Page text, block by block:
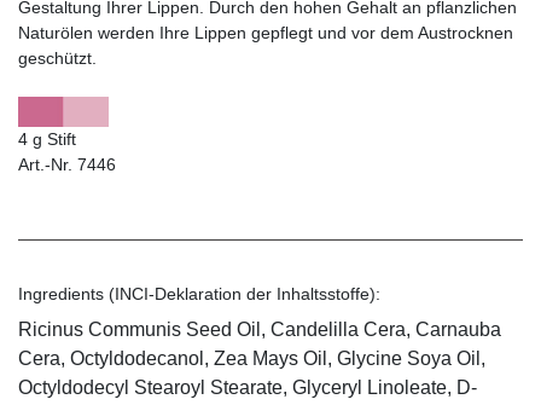
Gestaltung Ihrer Lippen. Durch den hohen Gehalt an pflanzlichen
Naturölen werden Ihre Lippen gepflegt und vor dem Austrocknen
geschützt.
4 g Stift
Art.-Nr. 7446
Ingredients (INCI-Deklaration der Inhaltsstoffe):
Ricinus Communis Seed Oil, Candelilla Cera, Carnauba
Cera, Octyldodecanol, Zea Mays Oil, Glycine Soya Oil,
Octyldodecyl Stearoyl Stearate, Glyceryl Linoleate, D-